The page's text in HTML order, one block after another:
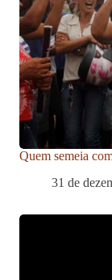
Quem semeia
31 de